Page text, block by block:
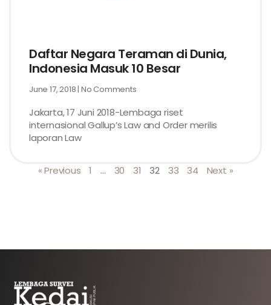
Daftar Negara Teraman di Dunia,
Indonesia Masuk 10 Besar
June 17, 2018 No Comments
Jakarta, 17 Juni 2018-Lembaga riset
internasional Gallup’s Law and Order merilis
laporan Law
« Previous 1 … 30 31 32 33 34 Next »